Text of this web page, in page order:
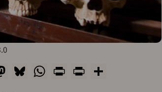
Mastodon
Bluesky
WhatsApp
PrintPrintFriendly